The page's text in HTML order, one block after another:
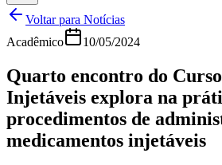
Voltar para Notícias
Acadêmico
10/05/2024
Quarto encontro do
Injetáveis explora na
procedimentos de
medicamentos injetáveis